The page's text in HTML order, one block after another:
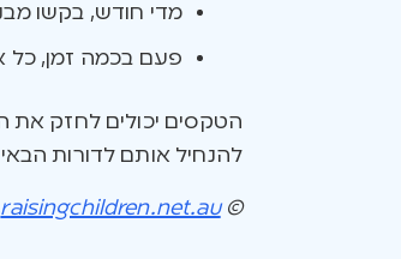
מדי חודש, בקשו
פעם בכמה זמן, כל
הטקסים יכולים לחזק את
להנחיל אותם לדורות
©
raisingchildren.net.au